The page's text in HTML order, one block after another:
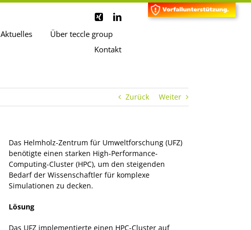
Aktuelles
Über teccle group
Kontakt
Zurück Weiter
Das Helmholz-Zentrum für Umweltforschung (UFZ)
benötigte einen starken High-Performance-
Computing-Cluster (HPC), um den steigenden
Bedarf der Wissenschaftler für komplexe
Simulationen zu decken.
Lösung
Das UFZ implementierte einen HPC-Cluster auf